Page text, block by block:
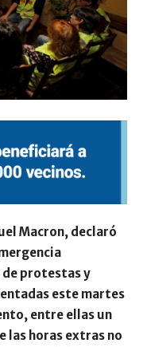
Macron, declaró
de protestas y
este martes
entre ellas un
las horas extras no